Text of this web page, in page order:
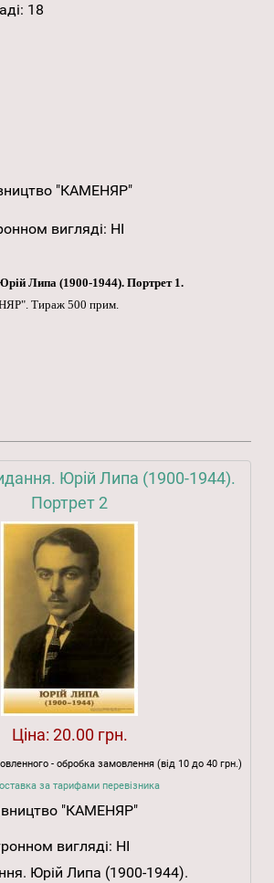
18
"КАМЕНЯР"
вигляді: НІ
Липа (1900-1944). Портрет 1.
Тираж 500 прим.
Юрій Липа (1900-1944).
Портрет 2
Ціна: 20.00 грн.
- обробка замовлення (від 10 до 40 грн.)
за тарифами перевізника
"КАМЕНЯР"
вигляді: НІ
Юрій Липа (1900-1944).